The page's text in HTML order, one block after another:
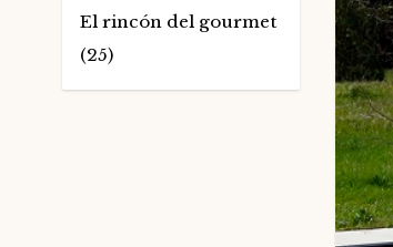
El rincón del gourmet
(25)